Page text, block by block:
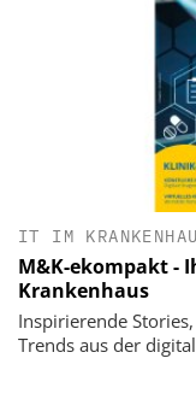
IT IM
M&K-ekompakt -
Krankenhaus
Inspirierende
Trends aus der